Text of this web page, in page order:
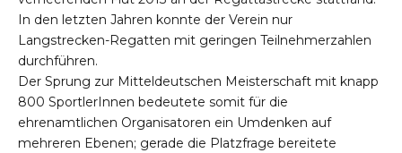
In den letzten Jahren konnte der Verein nur
Langstrecken-Regatten mit geringen Teilnehmerzahlen
durchführen.
Der Sprung zur Mitteldeutschen Meisterschaft mit knapp
800 SportlerInnen bedeutete somit für die
ehrenamtlichen Organisatoren ein Umdenken auf
mehreren Ebenen; gerade die Platzfrage bereitete